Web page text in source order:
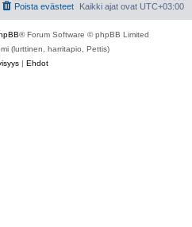
Kaikki ajat ovat UTC+03:00
Poista evästeet
® Forum Software © phpBB Limited
(lurttinen, harritapio, Pettis)
| Ehdot